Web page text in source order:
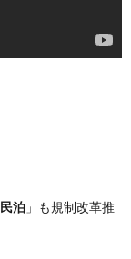
民泊 」も規制改革推